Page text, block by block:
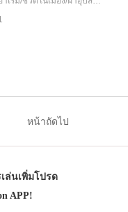
หน้าถัดไป
ล่นเพิ่มโปรด
APP!